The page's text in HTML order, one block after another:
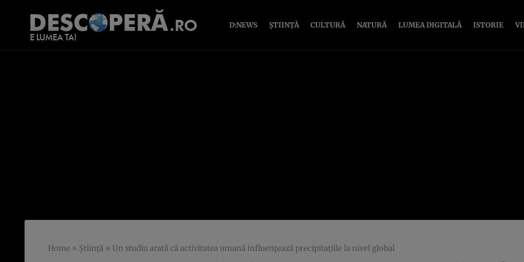
D:NEWS ȘTIINȚĂ CULTURĂ NATURĂ LUMEA DIGITALĂ ISTORIE
Home » Știință » Un studiu arată că activitatea umană influențează precipitațiile la nivel global